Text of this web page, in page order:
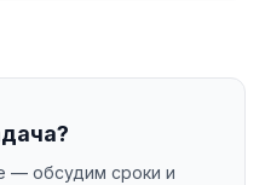
— обсудим сроки и